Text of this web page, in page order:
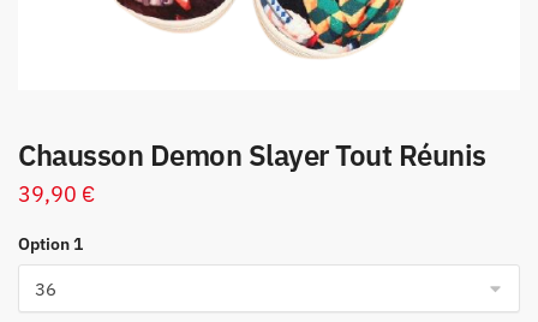
Chausson Demon Slayer Tout Réunis
39,90 €
Option 1